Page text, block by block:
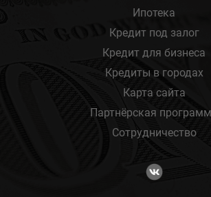
Ипотека
Кредит под залог
Кредит для бизнеса
Кредиты в городах
Карта сайта
Партнёрская
Сотрудничество